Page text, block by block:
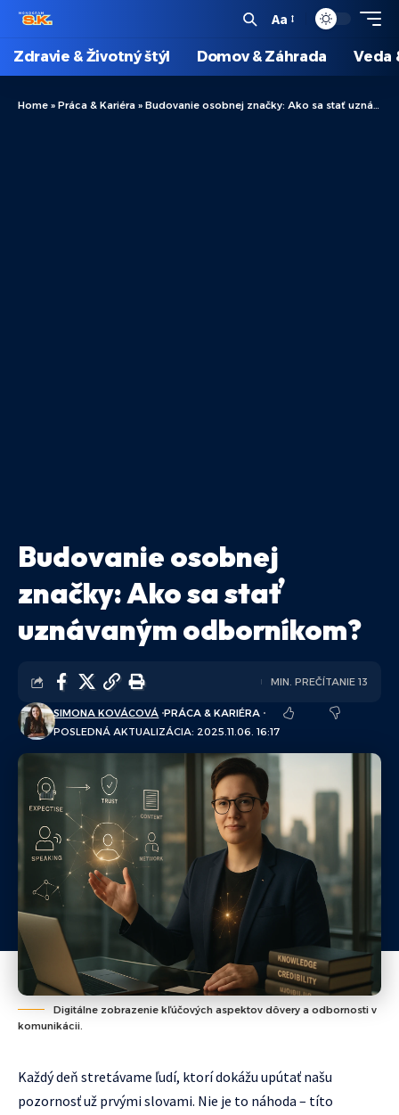
Aa
Zdravie & Životný štýl Domov & Záhrada Veda
Home » Práca & Kariéra » Budovanie osobnej značky: Ako sa stať uznávaným odborníkom?
Budovanie osobnej
značky: Ako sa stať
uznávaným odborníkom?
POSLEDNÁ AKTUALIZÁCIA: 2025.11.06. 16:17
SIMONA KOVÁCOVÁ PRÁCA & KARIÉRA
MIN. PREČÍTANIE 13
Digitálne zobrazenie kľúčových aspektov dôvery a odbornosti v
komunikácii.
Každý deň stretávame ľudí, ktorí dokážu upútať našu
pozornosť už prvými slovami. Nie je to náhoda – títo